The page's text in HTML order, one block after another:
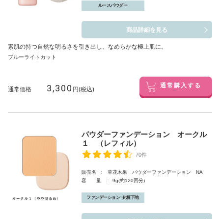
ルースパウダー
商品詳細を見る
素肌の持つ自然な明るさを引き出し、なめらかな極上肌に。
ブルーライトカット
通常価格 3,300 円(税込) 通常購入する
パウダーファンデーション オークル
１ （レフィル）
70件
販売名 : 草花木果 パウダーファンデーション NA
容 量 : 9g(約120回分)
ファンデーション･化粧下地